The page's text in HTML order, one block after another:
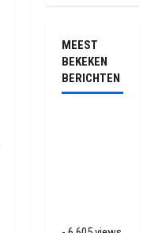
MEEST
BEKEKEN
BERICHTEN